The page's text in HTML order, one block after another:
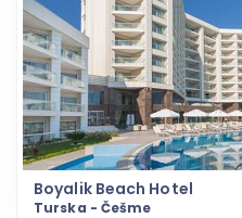
Boyalik Beach Hotel
Turska - Češme